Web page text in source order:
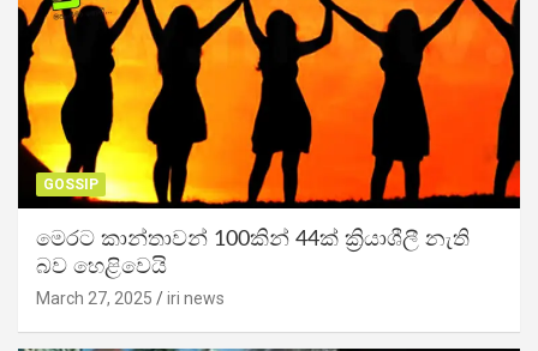
GOSSIP
මෙරට කාන්තාවන් 100කින් 44ක් ක්‍රියාශීලී නැති
බව හෙළිවෙයි
March 27, 2025 iri news